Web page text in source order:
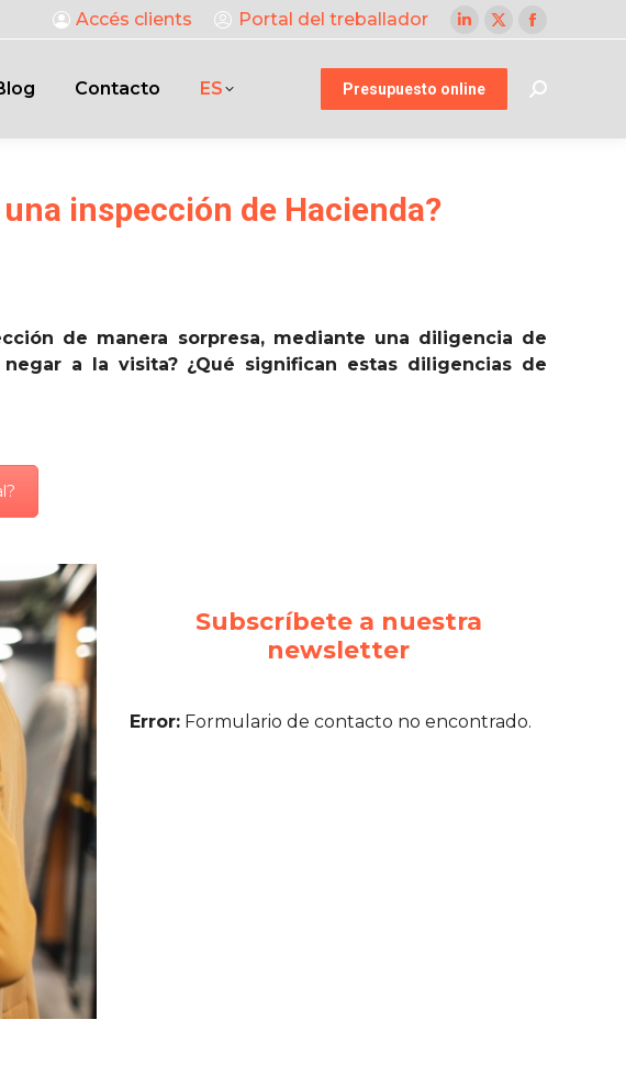
Accés clients Portal del treballador
Linkedin
opens
X
opens
Facebook
opens
Contacto ES Presupuesto online Buscar:
inspección de Hacienda?
de manera sorpresa, mediante una diligencia de
a la visita? ¿Qué significan estas diligencias de
Subscríbete a nuestra
newsletter
Error: Formulario de contacto no encontrado.